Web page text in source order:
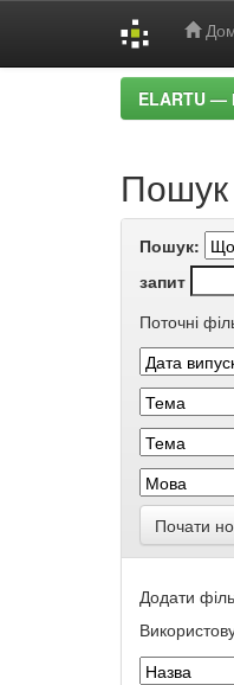
ELARTU —
Пошук
Пошук:
запит
Поточні
Почати
Додати